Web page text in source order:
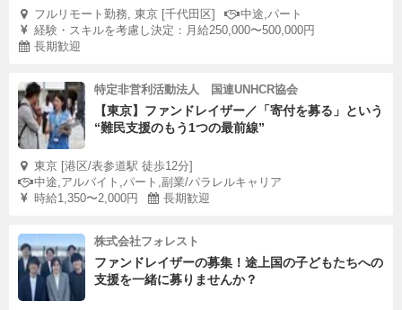
フルリモート勤務, 東京 [千代田区]
中途,パート
経験・スキルを考慮し決定：月給250,000〜500,000円
長期歓迎
特定非営利活動法人 国連UNHCR協会
【東京】ファンドレイザー／「寄付を募る」という
“難民支援のもう1つの最前線”
東京 [港区/表参道駅 徒歩12分]
中途,アルバイト,パート,副業/パラレルキャリア
時給1,350〜2,000円
長期歓迎
株式会社フォレスト
ファンドレイザーの募集！途上国の子どもたちへの
支援を一緒に募りませんか？